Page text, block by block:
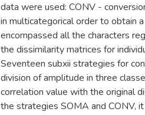
data were used: CONV -
in multicategorical order to obtain
encompassed all the characters
the dissimilarity matrices for
Seventeen subxii strategies for
division of amplitude in three
correlation value with the original
the strategies SOMA and CONV,